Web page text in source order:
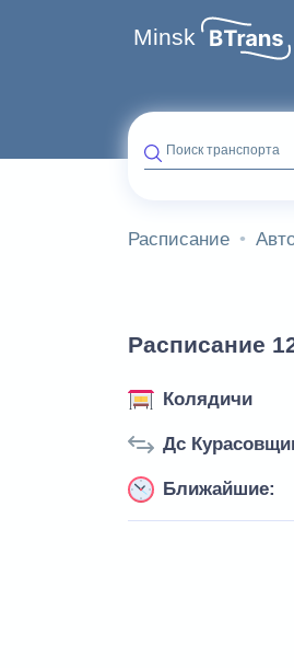
Minsk
Поиск транспорта
Расписание
Расписание
Колядичи
Дс
Ближайшие: